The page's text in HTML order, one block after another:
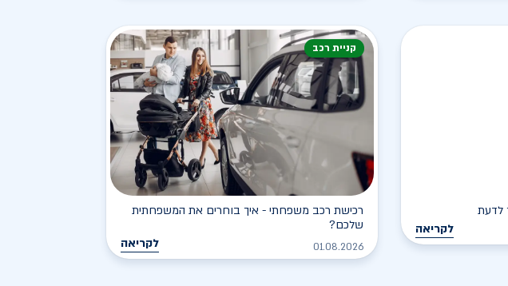
לדעת
לקריאה
קניית רכב
רכישת רכב משפחתי - איך בוחרים את המשפחתית
שלכם?
01.08.2026 לקריאה